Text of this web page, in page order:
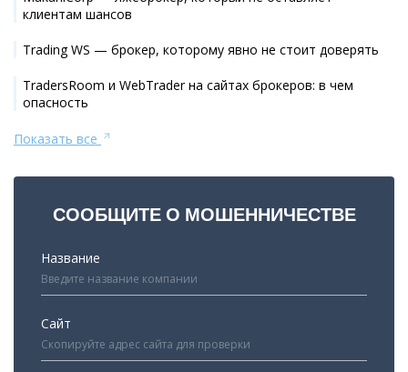
клиентам шансов
Trading WS — брокер, которому явно не стоит доверять
TradersRoom и WebTrader на сайтах брокеров: в чем
опасность
Показать все
СООБЩИТЕ О МОШЕННИЧЕСТВЕ
Название
Сайт